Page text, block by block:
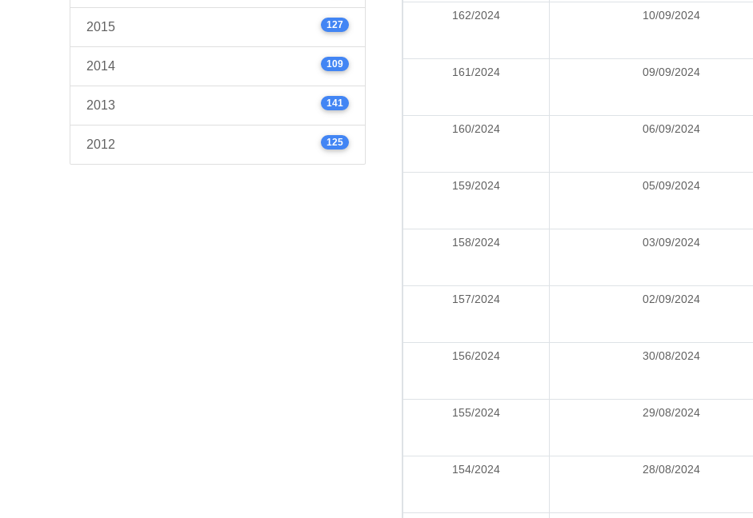
2015 127
2014 109
2013 141
2012 125
162/2024 10/09/2024
161/2024 09/09/2024
160/2024 06/09/2024
159/2024 05/09/2024
158/2024 03/09/2024
157/2024 02/09/2024
156/2024 30/08/2024
155/2024 29/08/2024
154/2024 28/08/2024